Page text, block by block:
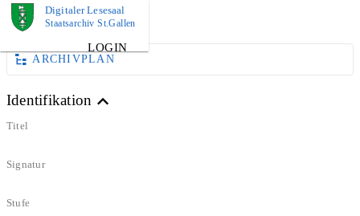
Digitaler Lesesaal
Staatsarchiv St.Gallen
LOGIN
DOKUMENT
ARCHIVPLAN
Identifikation
Titel
Signatur
Stufe